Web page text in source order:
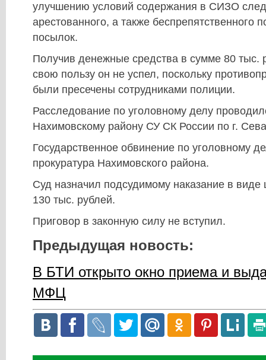
улучшению условий содержания в СИЗО
арестованного, а также беспрепятственного
посылок.
Получив денежные средства в сумме 80 тыс.
свою пользу он не успел, поскольку
были пресечены сотрудниками полиции.
Расследование по уголовному делу
Нахимовскому району СУ СК России по г.
Государственное обвинение по уголовному
прокуратура Нахимовского района.
Суд назначил подсудимому наказание в
130 тыс. рублей.
Приговор в законную силу не вступил.
Предыдущая новость:
В БТИ открыто окно приема и
МФЦ